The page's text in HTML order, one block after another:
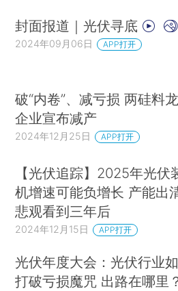
封面报道｜光伏寻底
2024年09月06日 APP打开
破“内卷”、减亏损 两硅料
企业宣布减产
2024年12月25日 APP打开
【光伏追踪】2025年光伏
机增速可能负增长 产能出
悲观看到三年后
2024年12月15日 APP打开
光伏年度大会：光伏行业
打破亏损魔咒 出路在哪里